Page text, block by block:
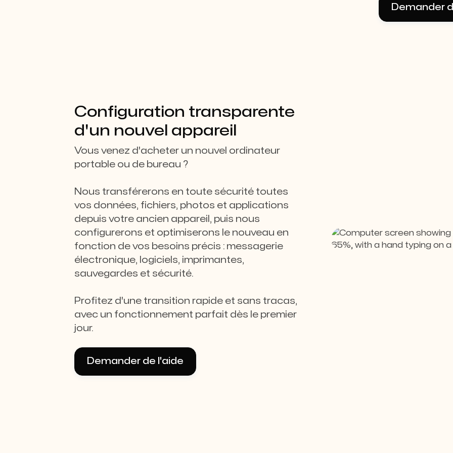
Demander
Configuration transparente
d'un nouvel appareil
Vous venez d'acheter un nouvel ordinateur
portable ou de bureau ?
Nous transférerons en toute sécurité toutes
vos données, fichiers, photos et applications
depuis votre ancien appareil, puis nous
configurerons et optimiserons le nouveau en
fonction de vos besoins précis : messagerie
électronique, logiciels, imprimantes,
sauvegardes et sécurité.
Profitez d'une transition rapide et sans tracas,
avec un fonctionnement parfait dès le premier
jour.
Demander de l'aide